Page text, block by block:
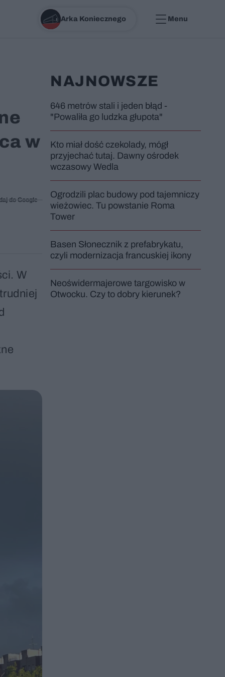
Arka Koniecznego Menu
w
do Google
W
NAJNOWSZE
646 metrów stali i jeden błąd -
"Powaliła go ludzka głupota"
Kto miał dość czekolady, mógł
przyjechać tutaj. Dawny ośrodek
wczasowy Wedla
Ogrodzili plac budowy pod tajemniczy
wieżowiec. Tu powstanie Roma
Tower
Basen Słonecznik z prefabrykatu,
czyli modernizacja francuskiej ikony
Neoświdermajerowe targowisko w
Otwocku. Czy to dobry kierunek?